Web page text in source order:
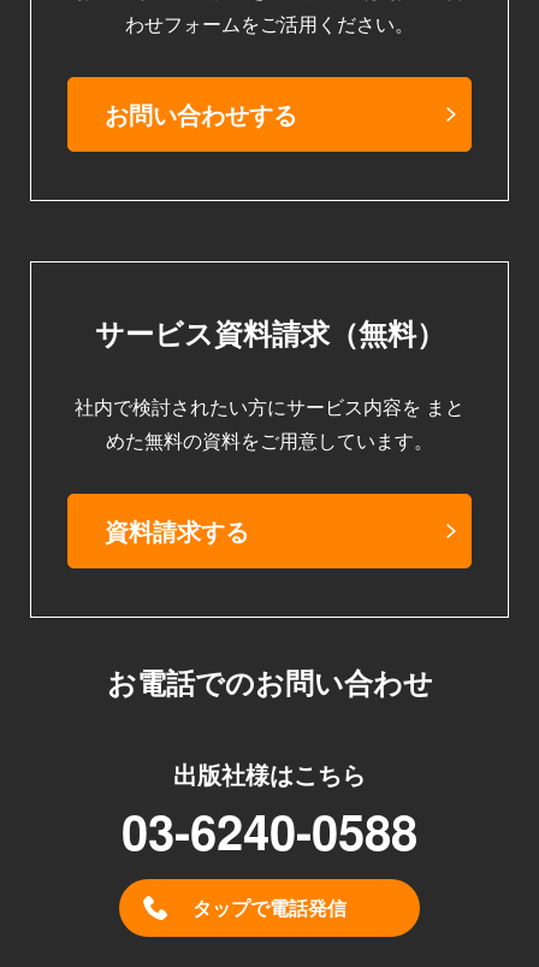
わせフォームをご活用ください。
お問い合わせする
サービス資料請求（無料）
社内で検討されたい方にサービス内容を まと
めた無料の資料をご用意しています。
資料請求する
お電話でのお問い合わせ
出版社様はこちら
03-6240-0588
タップで電話発信